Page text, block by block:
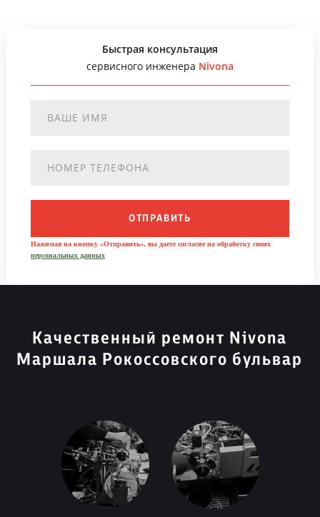
Быстрая консультация
сервисного инженера Nivona
ОТПРАВИТЬ
Нажимая на кнопку «Отправить», вы даете согласие на обработку своих
персональных данных
Качественный ремонт Nivona
Маршала Рокоссовского бульвар